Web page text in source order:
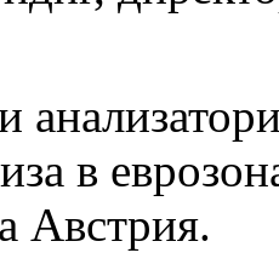
в
Австрия.